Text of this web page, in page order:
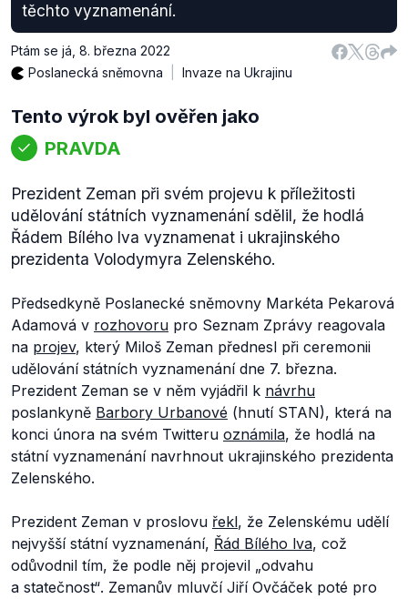
těchto vyznamenání.
Ptám se já 8. března 2022
Poslanecká sněmovna
Invaze na Ukrajinu
Tento výrok byl ověřen jako
PRAVDA
Prezident Zeman při svém projevu k příležitosti
udělování státních vyznamenání sdělil, že hodlá
Řádem Bílého lva vyznamenat i ukrajinského
prezidenta Volodymyra Zelenského.
Předsedkyně Poslanecké sněmovny Markéta Pekarová
Adamová v rozhovoru pro Seznam Zprávy reagovala
na projev, který Miloš Zeman přednesl při ceremonii
udělování státních vyznamenání dne 7. března.
Prezident Zeman se v něm vyjádřil k návrhu
poslankyně Barbory Urbanové (hnutí STAN), která na
konci února na svém Twitteru oznámila, že hodlá na
státní vyznamenání navrhnout ukrajinského prezidenta
Zelenského.
Prezident Zeman v proslovu řekl, že Zelenskému udělí
nejvyšší státní vyznamenání, Řád Bílého lva, což
odůvodnil tím, že podle něj projevil „odvahu
a statečnost“. Zemanův mluvčí Jiří Ovčáček poté pro